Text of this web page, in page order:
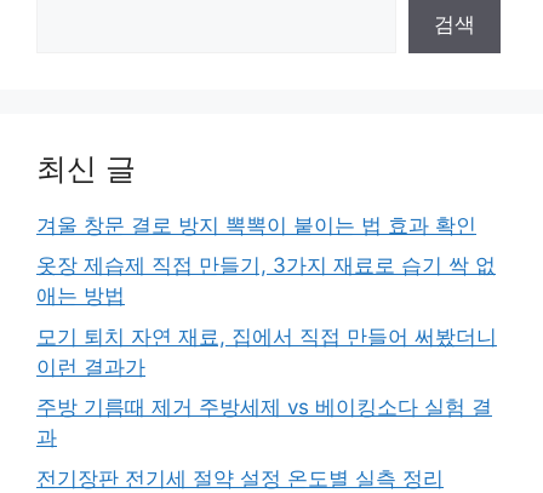
검색
최신 글
겨울 창문 결로 방지 뽁뽁이 붙이는 법 효과 확인
옷장 제습제 직접 만들기, 3가지 재료로 습기 싹 없
애는 방법
모기 퇴치 자연 재료, 집에서 직접 만들어 써봤더니
이런 결과가
주방 기름때 제거 주방세제 vs 베이킹소다 실험 결
과
전기장판 전기세 절약 설정 온도별 실측 정리